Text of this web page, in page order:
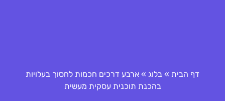
דף הבית » בלוג » ארבע דרכים חכמות לחסוך בעלויות
בהכנת תוכנית עסקית מעשית